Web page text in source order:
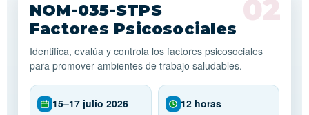
NOM-035-STPS
Factores Psicosociales
Identifica, evalúa y controla los factores psicosociales
para promover ambientes de trabajo saludables.
15–17 julio 2026 12 horas